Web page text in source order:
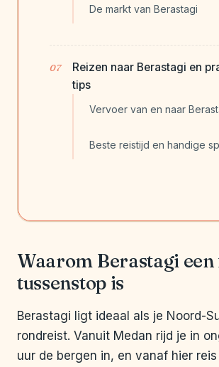
De markt van Berastagi
Reizen naar Berastagi en
tips
Vervoer van en naar
Beste reistijd en handige
Waarom Berastagi
tussenstop is
Berastagi ligt ideaal als je Noord-
rondreist. Vanuit Medan rijd je in
uur de bergen in, en vanaf hier